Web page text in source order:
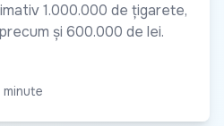
1.000.000 de țigarete,
și 600.000 de lei.
minute